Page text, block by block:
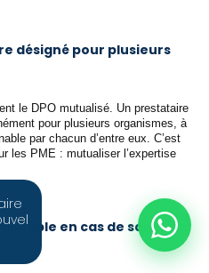
désigné pour plusieurs
le DPO mutualisé. Un prestataire
pour plusieurs organismes, à
par chacun d’entre eux. C’est
les PME : mutualiser l’expertise
en cas de sanction